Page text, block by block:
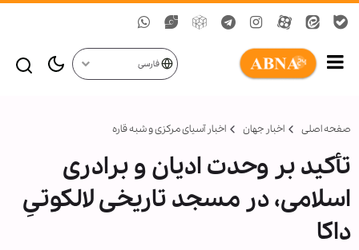
فارسی
صفحه اصلی اخبار جهان اخبار آسیای مرکزی و شبه قاره
تأکید بر وحدت ادیان و برادری
اسلامی، در مسجد تاریخی لالکوتیِ
داکا